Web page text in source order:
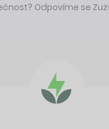
Odpovíme se